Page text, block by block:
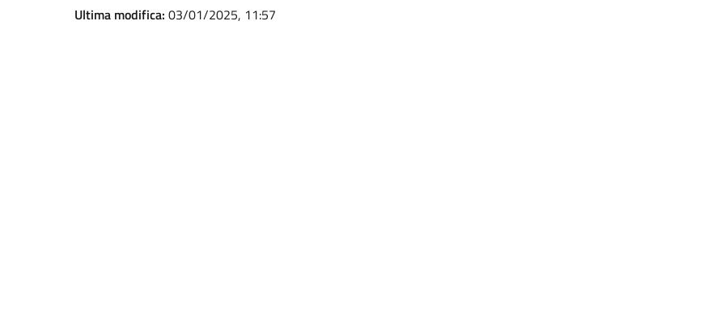
Ultima modifica: 03/01/2025, 11:57